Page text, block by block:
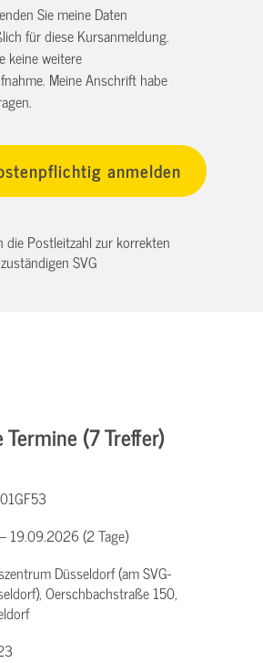
Sie meine Daten
für diese Kursanmeldung.
keine weitere
Meine Anschrift habe
die Postleitzahl zur korrekten
SVG
(7 Treffer)
19.09.2026 (2 Tage)
Düsseldorf (am SVG-
Oerschbachstraße 150,